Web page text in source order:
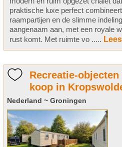
praktische luxe perfect
raampartijen en de slimme
aangenaam aan, met een royale
rust komt. Met ruimte vo .....
Recreatie-objecten
koop in
Nederland ~ Groningen